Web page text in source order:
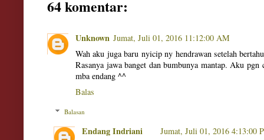
64 komentar:
Unknown Jumat, Juli 01, 2016 11:12:00 AM
Wah aku juga baru nyicip ny hendrawan setelah
Rasanya jawa banget dan bumbunya mantap. Aku
mba endang ^^
Balas
Balasan
Endang Indriani
Jumat, Juli 01, 2016 4:13:00